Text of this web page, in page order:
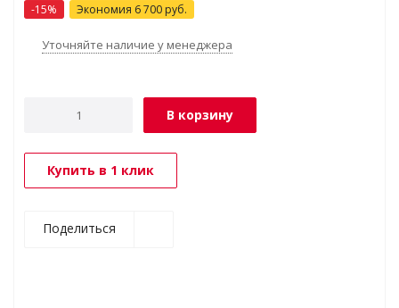
-15% Экономия 6 700 руб.
Уточняйте наличие у менеджера
В корзину
Купить в 1 клик
Поделиться